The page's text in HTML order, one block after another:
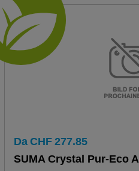
Da CHF 277.85
SUMA Crystal Pur-Eco